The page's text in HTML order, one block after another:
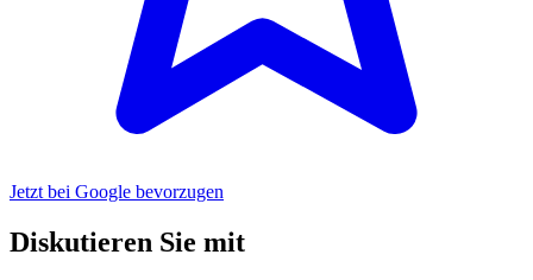
Jetzt bei Google bevorzugen
Diskutieren Sie mit